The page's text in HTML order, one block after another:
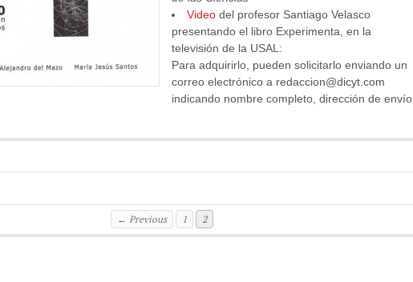
Video del profesor Santiago Velasco
presentando el libro Experimenta, en la
televisión de la USAL:
Para adquirirlo, pueden solicitarlo enviando un
correo electrónico a redaccion@dicyt.com
indicando nombre completo, dirección de envío
← Previous 1 2